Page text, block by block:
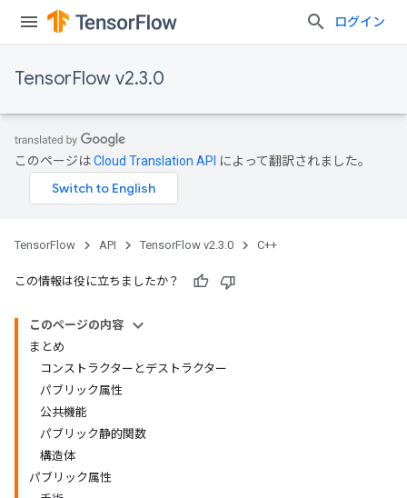
ログイン
TensorFlow v2.3.0
このページはCloud Translation API によって翻訳されました。
TensorFlow API TensorFlow v2.3.0 C++
この情報は役に立ちましたか？
このページの内容
まとめ
コンストラクターとデストラクター
パブリック属性
公共機能
パブリック静的関数
構造体
パブリック属性